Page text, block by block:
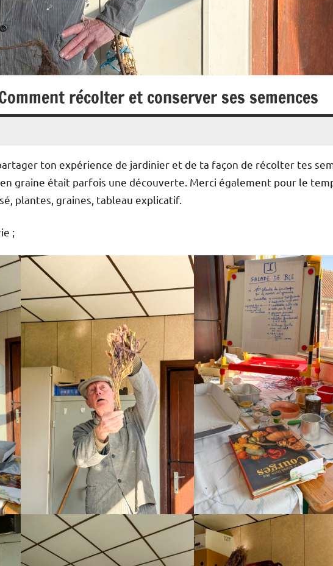
récolter et conserver ses semences
ton expérience de jardinier et de ta façon de récolter tes
graine était parfois une découverte. Merci également pour le
plantes, graines, tableau explicatif.
;